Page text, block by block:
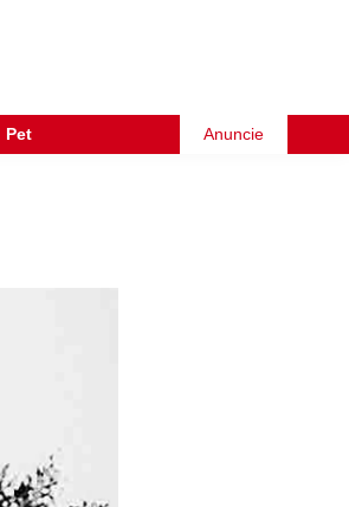
Pet Anuncie